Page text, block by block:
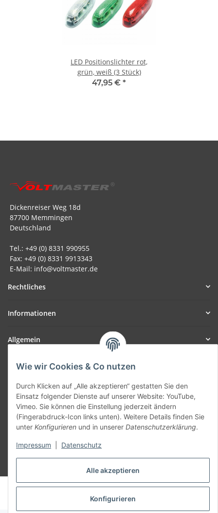
Alle akzeptieren
Konfigurieren
Wie wir Cookies & Co nutzen
Durch Klicken auf „Alle akzeptieren“ gestatten Sie den
Einsatz folgender Dienste auf unserer Website: YouTube,
Vimeo. Sie können die Einstellung jederzeit ändern
(Fingerabdruck-Icon links unten). Weitere Details finden Sie
unter Konfigurieren und in unserer Datenschutzerklärung.
Impressum Datenschutz
LED Positionslichter rot,
grün, weiß (3 Stück)
47,95 € *
Dickenreiser Weg 18d
87700 Memmingen
Deutschland
Tel.: +49 (0) 8331 990955
Fax: +49 (0) 8331 9913343
E-Mail: info@voltmaster.de
Rechtliches
Informationen
Allgemein
Teil unseres Netzwerks:
Vertrag widerrufen
© voltmaster.de
Powered byJTL-Shop